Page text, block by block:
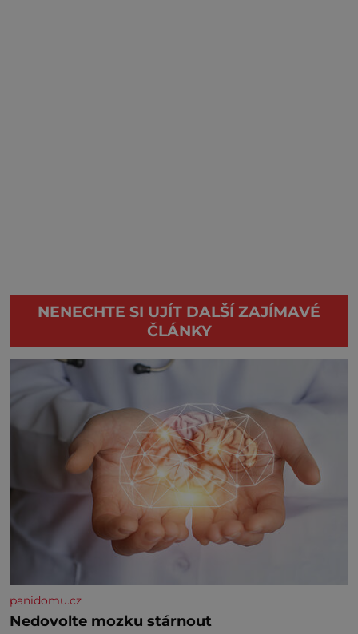
NENECHTE SI UJÍT DALŠÍ ZAJÍMAVÉ
ČLÁNKY
panidomu.cz
Nedovolte mozku stárnout